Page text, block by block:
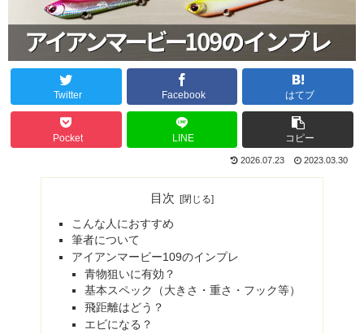
Twitter Facebook はてブ
Pocket LINE コピー
2026.07.23 2023.03.30
目次
こんな人におすすめ
筆者について
アイアンマービー109のインプレ
青物狙いに有効？
基本スペック（大きさ・重さ・フック等）
飛距離はどう？
エビになる？